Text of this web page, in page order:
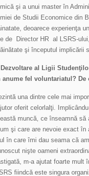
şi a unui master în
de Studii Economice din
deoarece experienţa
de Director HR al LSRS-
şi începutul implicării
voltare al Ligii
fel voluntariatul? De
una dintre cele mai
oferit celorlalţi.
muncă, ce înseamnă
şi care are nevoie exact
în care îmi dau seama că
nişte oameni
m-a ajutat foarte mult
fiindcă este singura